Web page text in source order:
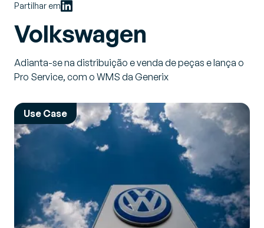
Partilhar em
Volkswagen
Adianta-se na distribuição e venda de peças e lança o
Pro Service, com o WMS da Generix
Use Case